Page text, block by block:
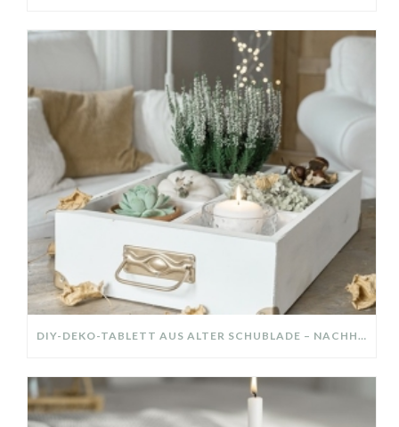
DIY-DEKO-TABLETT AUS ALTER SCHUBLADE – NACHHALTIGE HERBSTDEKO SELBER MACHEN!